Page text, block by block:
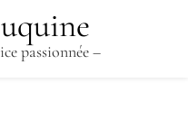
passionnée –